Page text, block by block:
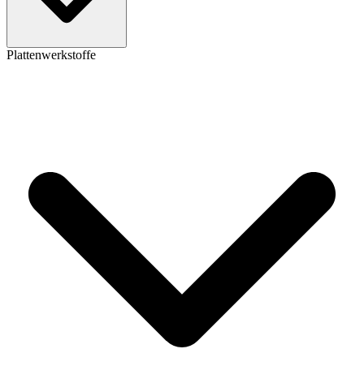
Plattenwerkstoffe